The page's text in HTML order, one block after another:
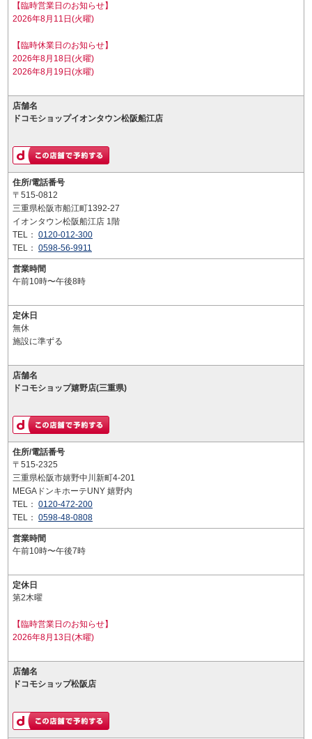
【臨時営業日のお知らせ】
2026年8月11日(火曜)
【臨時休業日のお知らせ】
2026年8月18日(火曜)
2026年8月19日(水曜)
店舗名
ドコモショップイオンタウン松阪船江店
住所/電話番号
〒515-0812
三重県松阪市船江町1392-27
イオンタウン松阪船江店 1階
TEL： 0120-012-300
TEL： 0598-56-9911
営業時間
午前10時〜午後8時
定休日
無休
施設に準ずる
店舗名
ドコモショップ嬉野店(三重県)
住所/電話番号
〒515-2325
三重県松阪市嬉野中川新町4-201
MEGAドンキホーテUNY 嬉野内
TEL： 0120-472-200
TEL： 0598-48-0808
営業時間
午前10時〜午後7時
定休日
第2木曜
【臨時営業日のお知らせ】
2026年8月13日(木曜)
店舗名
ドコモショップ松阪店